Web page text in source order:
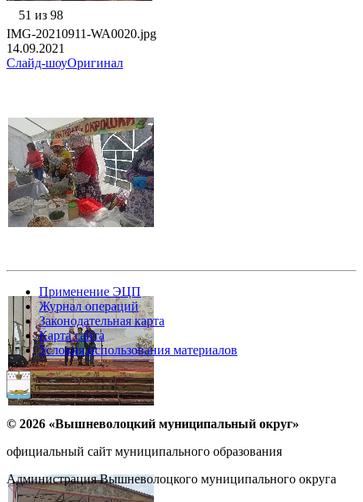
51 из 98
IMG-20210911-WA0020.jpg
14.09.2021
Слайд-шоуОригинал
Применение ЭЦП
Журнал операций
Законодательная карта
Карта сайта
Условия использования материалов
© 2026 «Вышневолоцкий муниципальный округ»
официальный сайт муниципального образования
Администрация Вышневолоцкого муниципального округа